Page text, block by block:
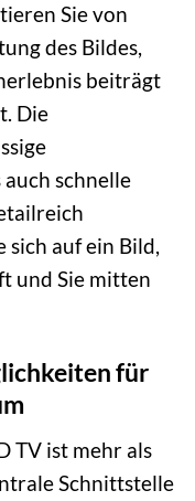
Sie von
des Bildes,
beiträgt
Die
schnelle
sich auf ein Bild,
und Sie mitten
für
TV ist mehr als
Schnittstelle